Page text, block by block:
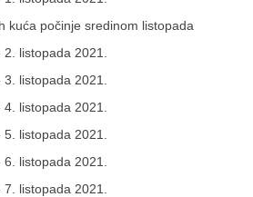
kuća počinje sredinom listopada
listopada 2021.
listopada 2021.
listopada 2021.
listopada 2021.
listopada 2021.
listopada 2021.